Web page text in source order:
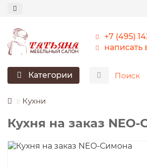
+7 (495)
написать
Категории
Кухни
Кухня на заказ